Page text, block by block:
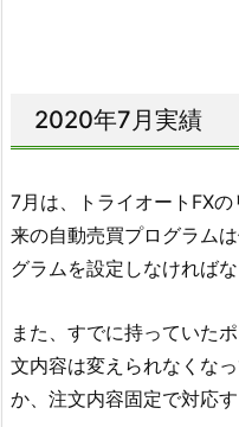
2020年7月実績
7月は、トライオートFX
来の自動売買プログラム
グラムを設定しなければ
また、すでに持っていた
文内容は変えられなくな
か、注文内容固定で対応す